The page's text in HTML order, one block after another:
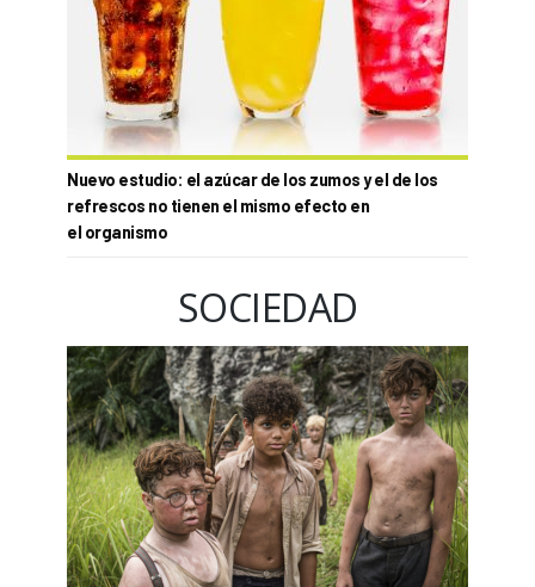
Nuevo estudio: el azúcar de los zumos y el de los
refrescos no tienen el mismo efecto en
el organismo
SOCIEDAD